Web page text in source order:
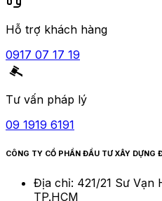
Hỗ trợ khách hàng
0917 07 17 19
Tư vấn pháp lý
09 1919 6191
CÔNG TY CỔ PHẦN ĐẦU TƯ XÂY DỰNG
Địa chỉ: 421/21 Sư Vạn
TP.HCM